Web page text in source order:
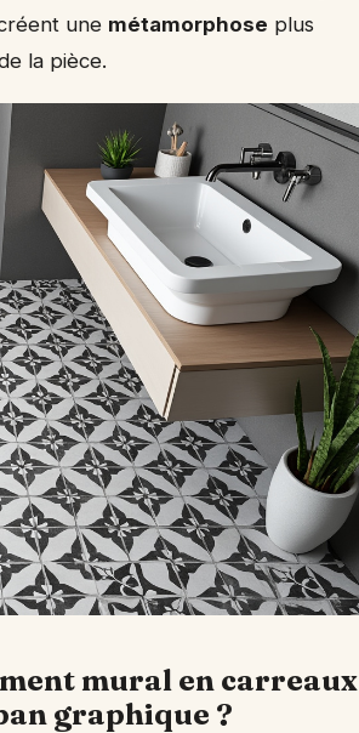
une métamorphose plus
la pièce.
mural en carreaux
graphique ?